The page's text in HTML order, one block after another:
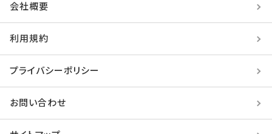
会社概要
利用規約
プライバシーポリシー
お問い合わせ